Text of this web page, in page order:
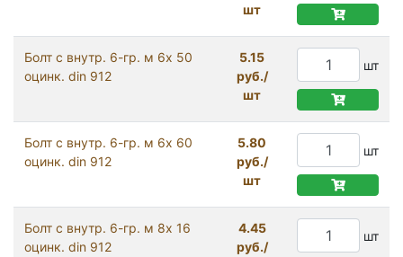
шт
Болт с внутр. 6-гр. м 6х 50
оцинк. din 912
5.15
руб./
шт
шт
Болт с внутр. 6-гр. м 6х 60
оцинк. din 912
5.80
руб./
шт
шт
Болт с внутр. 6-гр. м 8х 16
оцинк. din 912
4.45
руб./
шт